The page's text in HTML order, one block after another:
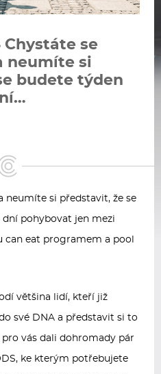
Chystáte se
neumíte si
budete týden
neumíte si představit, že se
pohybovat jen mezi
can eat programem a pool
většina lidí, kteří již
své DNA a představit si to
vás dali dohromady pár
ke kterým potřebujete